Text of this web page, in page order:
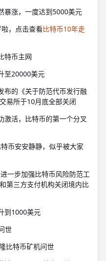
暴涨，一度达到5000美元
，点击查看比特币10年走
特币主网
至20000美元
布的《关于防范代帀发行融
易所于10月底全部关闭
激活，比特币的第一个分叉
币安安静静，似乎被大家
一步加强比特币风险防范工
第三方支付机构关闭境内比
到1000美元
世
比特币矿机问世